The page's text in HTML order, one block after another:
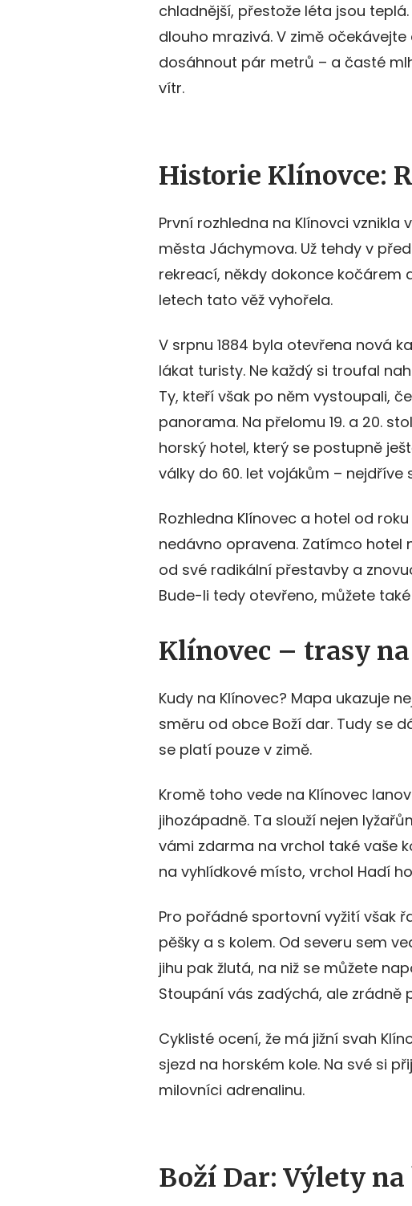
chladnější, přestože léta jsou
dlouho mrazivá. V zimě
dosáhnout pár metrů – a časté
vítr.
Historie Klínovce:
První rozhledna na Klínovci vznikla
města Jáchymova. Už tehdy v
rekreací, někdy dokonce kočárem
letech tato věž vyhořela.
V srpnu 1884 byla otevřena nová
lákat turisty. Ne každý si troufal
Ty, kteří však po něm vystoupali,
panorama. Na přelomu 19. a 20.
horský hotel, který se postupně
války do 60. let vojákům – nejdříve
Rozhledna Klínovec a hotel od
nedávno opravena. Zatímco hotel
od své radikální přestavby a
Bude-li tedy otevřeno, můžete
Klínovec – trasy
Kudy na Klínovec? Mapa ukazuje
směru od obce Boží dar. Tudy se
se platí pouze v zimě.
Kromě toho vede na Klínovec
jihozápadně. Ta slouží nejen
vámi zdarma na vrchol také vaše
na vyhlídkové místo, vrchol Hadí
Pro pořádné sportovní vyžití však
pěšky a s kolem. Od severu sem
jihu pak žlutá, na niž se můžete
Stoupání vás zadýchá, ale zrádně
Cyklisté ocení, že má jižní svah
sjezd na horském kole. Na své si
milovníci adrenalinu.
Boží Dar: Výlety